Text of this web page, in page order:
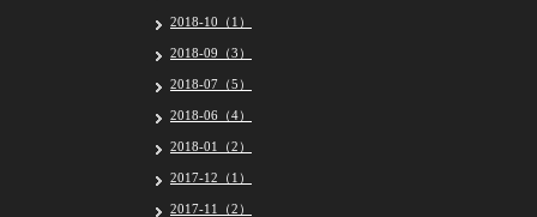
2018-10（1）
2018-09（3）
2018-07（5）
2018-06（4）
2018-01（2）
2017-12（1）
2017-11（2）